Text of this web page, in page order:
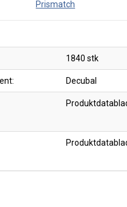
Prismatch
1840 stk
Decubal